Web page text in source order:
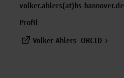
volker.ahlers(at)hs-hannover.de
Profil
Volker Ahlers- ORCID